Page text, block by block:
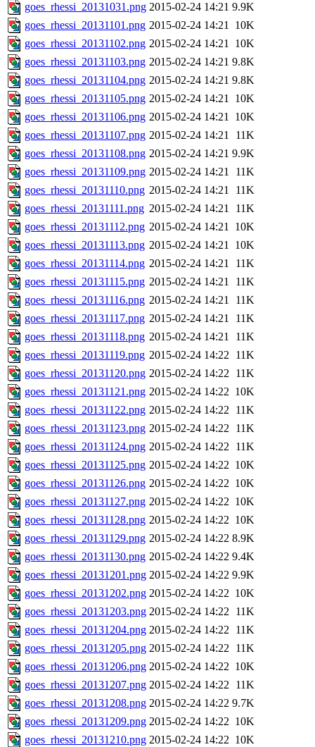
goes_rhessi_20131031.png 2015-02-24 14:21 9.9K
goes_rhessi_20131101.png 2015-02-24 14:21 10K
goes_rhessi_20131102.png 2015-02-24 14:21 10K
goes_rhessi_20131103.png 2015-02-24 14:21 9.8K
goes_rhessi_20131104.png 2015-02-24 14:21 9.8K
goes_rhessi_20131105.png 2015-02-24 14:21 10K
goes_rhessi_20131106.png 2015-02-24 14:21 10K
goes_rhessi_20131107.png 2015-02-24 14:21
11K
goes_rhessi_20131108.png 2015-02-24 14:21 9.9K
goes_rhessi_20131109.png 2015-02-24 14:21
11K
goes_rhessi_20131110.png 2015-02-24 14:21
11K
goes_rhessi_20131111.png 2015-02-24 14:21
11K
goes_rhessi_20131112.png 2015-02-24 14:21 10K
goes_rhessi_20131113.png 2015-02-24 14:21 10K
goes_rhessi_20131114.png 2015-02-24 14:21
11K
goes_rhessi_20131115.png 2015-02-24 14:21
11K
goes_rhessi_20131116.png 2015-02-24 14:21
11K
goes_rhessi_20131117.png 2015-02-24 14:21
11K
goes_rhessi_20131118.png 2015-02-24 14:21
11K
goes_rhessi_20131119.png 2015-02-24 14:22 11K
goes_rhessi_20131120.png 2015-02-24 14:22 11K
goes_rhessi_20131121.png 2015-02-24 14:22 10K
goes_rhessi_20131122.png 2015-02-24 14:22 11K
goes_rhessi_20131123.png 2015-02-24 14:22 11K
goes_rhessi_20131124.png 2015-02-24 14:22 11K
goes_rhessi_20131125.png 2015-02-24 14:22 10K
goes_rhessi_20131126.png 2015-02-24 14:22 10K
goes_rhessi_20131127.png 2015-02-24 14:22 10K
goes_rhessi_20131128.png 2015-02-24 14:22 10K
goes_rhessi_20131129.png 2015-02-24 14:22 8.9K
goes_rhessi_20131130.png 2015-02-24 14:22 9.4K
goes_rhessi_20131201.png 2015-02-24 14:22 9.9K
goes_rhessi_20131202.png 2015-02-24 14:22 10K
goes_rhessi_20131203.png 2015-02-24 14:22 11K
goes_rhessi_20131204.png 2015-02-24 14:22 11K
goes_rhessi_20131205.png 2015-02-24 14:22 11K
goes_rhessi_20131206.png 2015-02-24 14:22 10K
goes_rhessi_20131207.png 2015-02-24 14:22 11K
goes_rhessi_20131208.png 2015-02-24 14:22 9.7K
goes_rhessi_20131209.png 2015-02-24 14:22 10K
goes_rhessi_20131210.png 2015-02-24 14:22 10K